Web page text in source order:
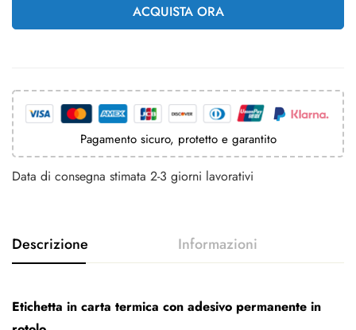
ACQUISTA ORA
Pagamento sicuro, protetto e garantito
Data di consegna stimata 2-3 giorni lavorativi
Etichetta in carta termica con adesivo permanente in